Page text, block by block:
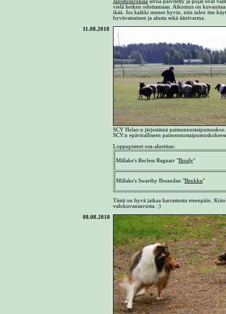
Jalostusuroksiasivua päivitetty ja pojat ovat
vielä hetken odottamaan. Aikomus on
ikää. Jos kaikki menee hyvin, niin tulen itse
hyvävatsainen ja alusta sekä äänivarma.
11.08.2018
SCY Helao:n järjestämä
SCY:n epäviralliseen
Loppupisteet osa-alueittan:
Millake's Recless Ragnarr "Brody"
Millake's Swarthy Breandan "Benkku"
Tästä on hyvä jatkaa harrastusta eteenpäin.
valokuvausavusta. :)
08.08.2018